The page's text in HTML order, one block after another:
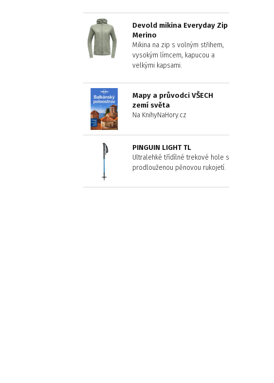
Devold mikina Everyday Zip
Merino
Mikina na zip s volným střihem,
vysokým límcem, kapucou a
velkými kapsami.
Mapy a průvodci VŠECH
zemí světa
Na KnihyNaHory.cz
PINGUIN LIGHT TL
Ultralehké třídílné trekové hole s
prodlouženou pěnovou rukojetí.